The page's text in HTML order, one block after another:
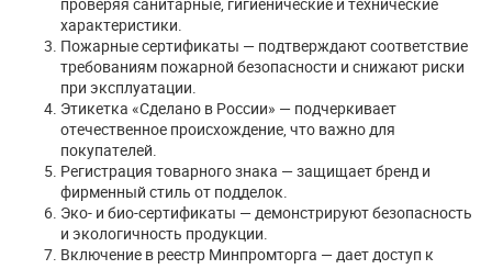
характеристики.
Пожарные сертификаты — подтверждают соответствие
требованиям пожарной безопасности и снижают риски
при эксплуатации.
Этикетка «Сделано в России» — подчеркивает
отечественное происхождение, что важно для
покупателей.
Регистрация товарного знака — защищает бренд и
фирменный стиль от подделок.
Эко- и био-сертификаты — демонстрируют безопасность
и экологичность продукции.
Включение в реестр Минпромторга — дает доступ к